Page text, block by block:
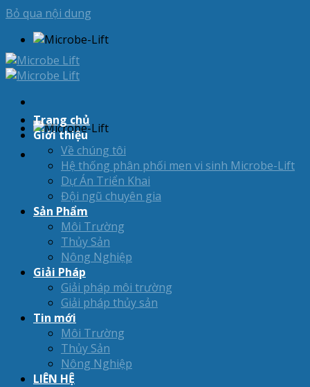
Bỏ qua nội dung
Trang chủ
Giới thiệu
Về chúng tôi
Hệ thống phân phối men vi sinh Microbe-Lift
Dự Án Triển Khai
Đội ngũ chuyên gia
Sản Phẩm
Môi Trường
Thủy Sản
Nông Nghiệp
Giải Pháp
Giải pháp môi trường
Giải pháp thủy sản
Tin mới
Môi Trường
Thủy Sản
Nông Nghiệp
LIÊN HỆ